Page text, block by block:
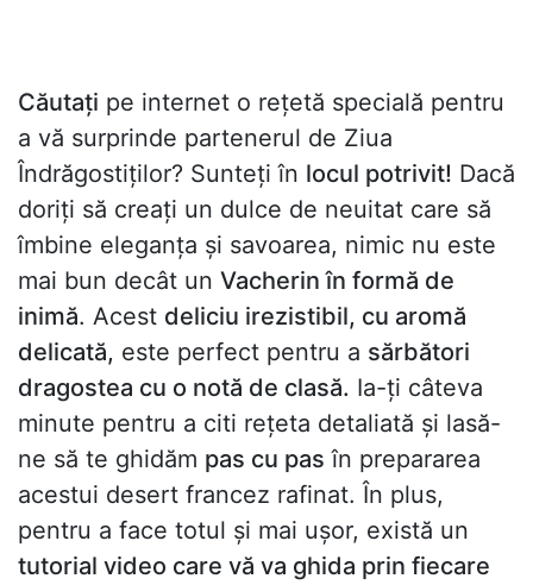
Căutați pe internet o rețetă specială pentru
a vă surprinde partenerul de Ziua
Îndrăgostiților? Sunteți în locul potrivit! Dacă
doriți să creați un dulce de neuitat care să
îmbine eleganța și savoarea, nimic nu este
mai bun decât un Vacherin în formă de
inimă. Acest deliciu irezistibil, cu aromă
delicată, este perfect pentru a sărbători
dragostea cu o notă de clasă. Ia-ți câteva
minute pentru a citi rețeta detaliată și lasă-
ne să te ghidăm pas cu pas în prepararea
acestui desert francez rafinat. În plus,
pentru a face totul și mai ușor, există un
tutorial video care vă va ghida prin fiecare